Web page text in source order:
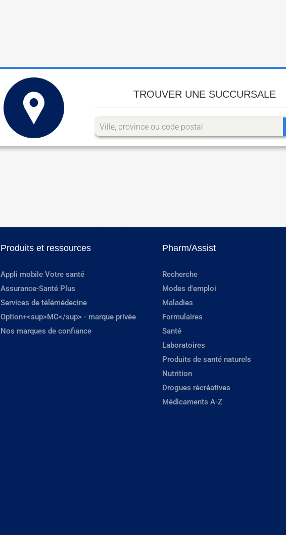
TROUVER UNE SUCCURSALE
Produits et ressources
Appli mobile Votre santé
Assurance-Santé Plus
Services de télémédecine
Option+<sup>MC</sup> - marque privée
Nos marques de confiance
Pharm/Assist
Recherche
Modes d'emploi
Maladies
Formulaires
Santé
Laboratoires
Produits de santé naturels
Nutrition
Drogues récréatives
Médicaments A-Z